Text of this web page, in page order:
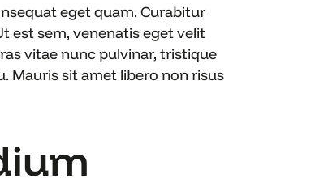
eget quam. Curabitur
est sem, venenatis eget velit
vitae nunc pulvinar, tristique
Mauris sit amet libero non risus